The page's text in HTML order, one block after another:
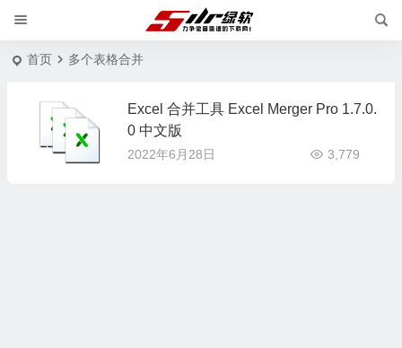
首页 多个表格合并
Excel 合并工具 Excel Merger Pro 1.7.0.
0 中文版
2022年6月28日 3,779